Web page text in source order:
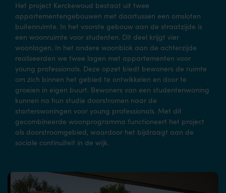
Het project Kerckewoud bestaat uit twee
appartementengebouwen met daartussen een omsloten
buitenruimte. In het voorste gebouw aan de straatzijde is
een woonruimte voor studenten. Dit deel krijgt vier
woonlagen. In het andere woonblok aan de achterzijde
realiseerden we twee lagen met appartementen voor
young professionals. Deze opzet biedt bewoners de ruimte
om zich binnen het gebied te ontwikkelen en door te
groeien in eigen buurt. Bewoners van een studentenwoning
kunnen na hun studie doorstromen naar de
starterswoningen voor young professionals. Met dit
gecombineerde woonprogramma functioneert het project
als doorstroomgebied, waardoor het bijdraagt aan de
sociale continuïteit in de wijk.